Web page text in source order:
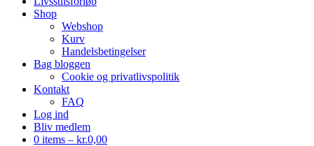
Shop
Webshop
Kurv
Handelsbetingelser
Bag bloggen
Cookie og privatlivspolitik
Kontakt
FAQ
Log ind
Bliv medlem
0 items – kr.0,00